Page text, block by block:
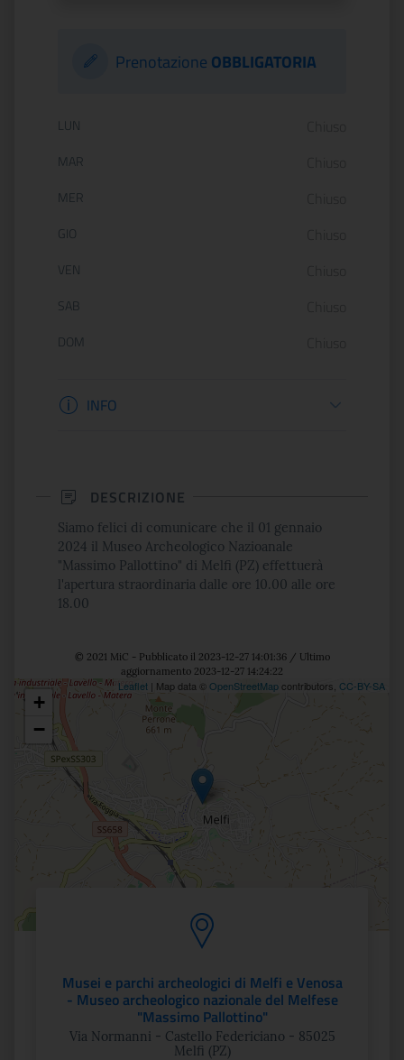
Prenotazione OBBLIGATORIA
Orario di apertura:
LUN
MAR
MER
GIO
VEN
SAB
DOM
Informazioni apertura
INFO
DESCRIZIONE
Siamo felici di comunicare che il 01 gennaio
2024 il Museo Archeologico Nazioanale
"Massimo Pallottino" di Melfi (PZ) effettuerà
l'apertura straordinaria dalle ore 10.00 alle ore
18.00
© 2021 MiC - Pubblicato il 2023-12-27 14:01:36 / Ultimo
aggiornamento 2023-12-27 14:24:22
Posizione
+
−
Leaflet | Map data © OpenStreetMapcontributors, CC-BY-SA
Musei e parchi archeologici di Melfi e Venosa
- Museo archeologico nazionale del Melfese
"Massimo Pallottino"
Via Normanni - Castello Federiciano - 85025
Melfi (PZ)